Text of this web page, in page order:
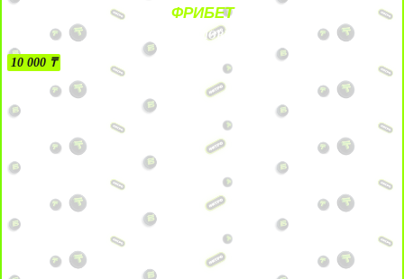
ФРИБЕТ
БЕЗ УСЛОВИЙ
10 000 ₸